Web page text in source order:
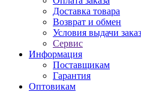
Доставка товара
Возврат и обмен
Условия выдачи
Сервис
Информация
Поставщикам
Гарантия
Оптовикам